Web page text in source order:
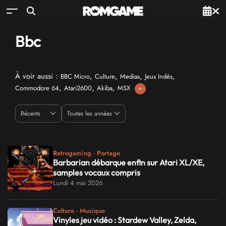
Bbc
À voir aussi : BBC Micro, Culture, Medias, Jeux Indés,
Commodore 64, Atari2600, Akiba, MSX +
Retrogaming - Portage
Barbarian débarque enfin sur Atari XL/XE,
samples vocaux compris
Lundi 4 mai 2026
Culture - Musique
Vinyles jeu vidéo : Stardew Valley, Zelda,